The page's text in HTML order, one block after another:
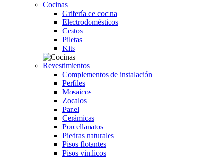
Cocinas
Grifería de cocina
Electrodomésticos
Cestos
Piletas
Kits
Revestimientos
Complementos de instalación
Perfiles
Mosaicos
Zocalos
Panel
Cerámicas
Porcellanatos
Piedras naturales
Pisos flotantes
Pisos vinilicos